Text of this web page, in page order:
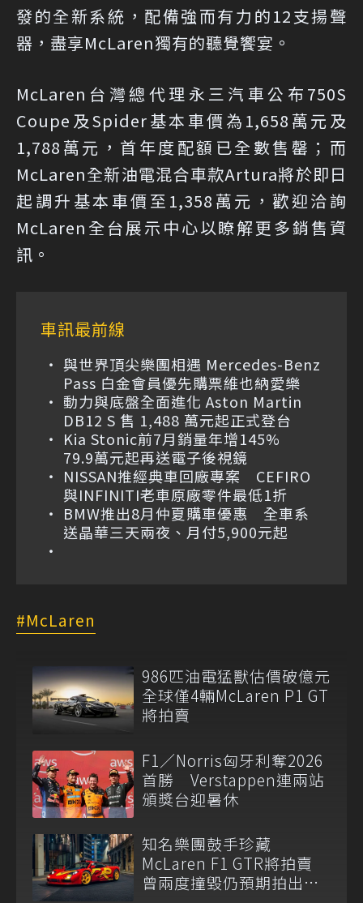
發的全新系統，配備強而有力的12支揚聲
器，盡享McLaren獨有的聽覺饗宴。
McLaren台灣總代理永三汽車公布750S
Coupe及Spider基本車價為1,658萬元及
1,788萬元，首年度配額已全數售罄；而
McLaren全新油電混合車款Artura將於即日
起調升基本車價至1,358萬元，歡迎洽詢
McLaren全台展示中心以瞭解更多銷售資
訊。
車訊最前線
與世界頂尖樂團相遇 Mercedes-Benz
Pass 白金會員優先購票維也納愛樂
動力與底盤全面進化 Aston Martin
DB12 S 售 1,488 萬元起正式登台
Kia Stonic前7月銷量年增145%
79.9萬元起再送電子後視鏡
NISSAN推經典車回廠專案 CEFIRO
與INFINITI老車原廠零件最低1折
BMW推出8月仲夏購車優惠 全車系
送晶華三天兩夜、月付5,900元起
McLaren
986匹油電猛獸估價破億元
全球僅4輛McLaren P1 GT
將拍賣
F1／Norris匈牙利奪2026
首勝 Verstappen連兩站
頒獎台迎暑休
知名樂團鼓手珍藏
McLaren F1 GTR將拍賣
曾兩度撞毀仍預期拍出天